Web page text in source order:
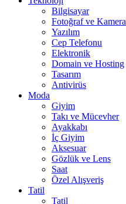
Bilgisayar
Fotoğraf ve Kamera
Yazılım
Cep Telefonu
Elektronik
Domain ve Hosting
Tasarım
Antivirüs
Moda
Giyim
Takı ve Mücevher
Ayakkabı
İç Giyim
Aksesuar
Gözlük ve Lens
Saat
Özel Alışveriş
Tatil
Tatil